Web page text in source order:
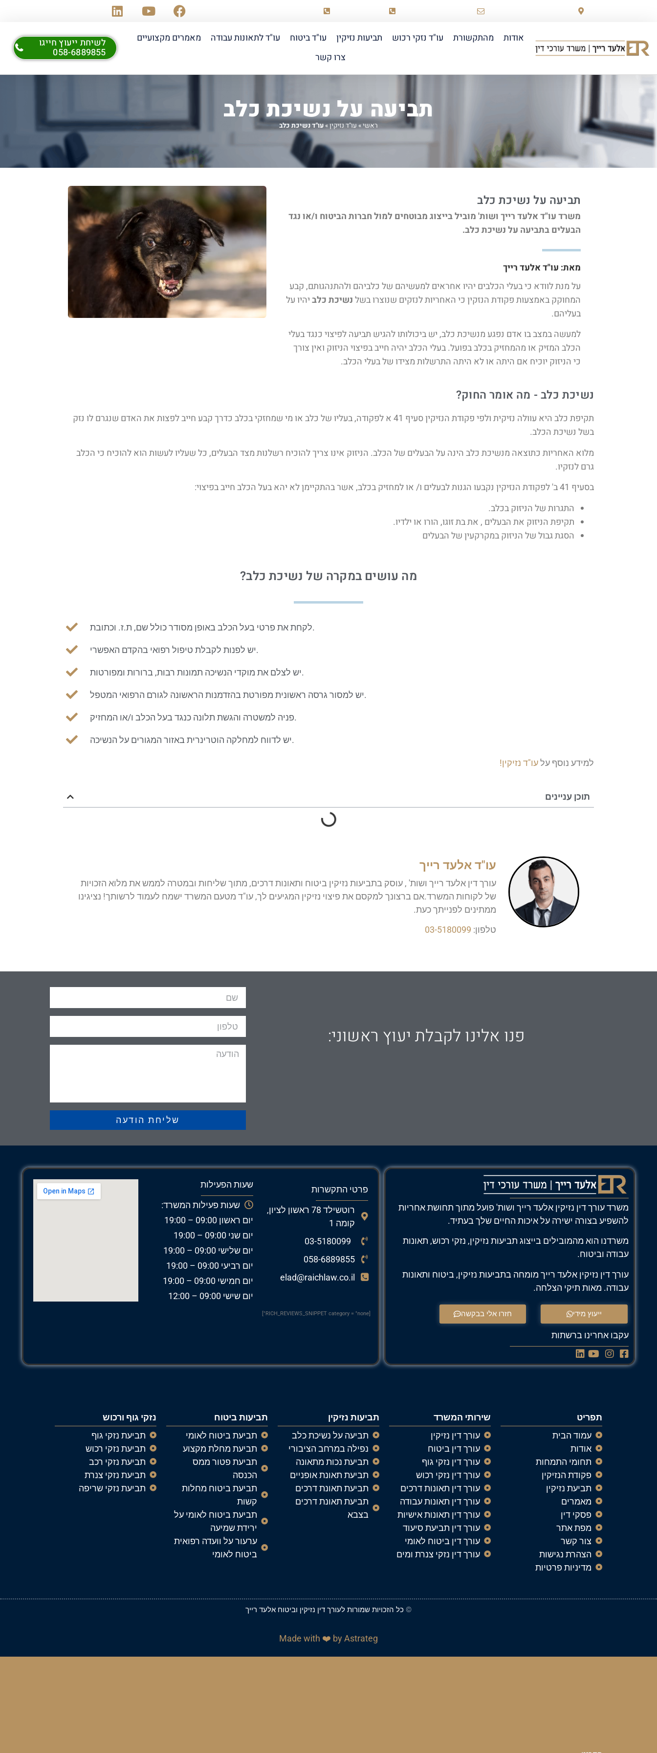
אודות מהתקשורת עו"ד נזקי רכוש תביעות נזיקין עו"ד ביטוח עו"ד לתאונות עבודה
מאמרים מקצועיים
צרו קשר
לשיחת ייעוץ חייגו
058-6889855
תביעה על נשיכת כלב
ראשי» עו"ד נזיקין»עו"ד נשיכת כלב
תביעה על נשיכת כלב
משרד עו"ד אלעד רייך ושות' מוביל בייצוג מבוטחים למול חברות הביטוח ו/או נגד
הבעלים בתביעה על נשיכת כלב.
מאת: עו"ד אלעד רייך​
על מנת לוודא כי בעלי הכלבים יהיו אחראים למעשיהם של כלביהם ולהתנהגותם, קבע
המחוקק באמצעות פקודת הנזקין כי האחריות לנזקים שנוצרו בשלנשיכת כלביהיו על
בעליהם.
למעשה במצב בו אדם נפגע מנשיכת כלב, יש ביכולותו להגיש תביעה לפיצוי כנגד בעלי
הכלב המזיק או מהמחזיק בכלב בפועל. בעלי הכלב יהיה חייב בפיצוי הניזוק ואין צורך
כי הניזוק יוכיח אם היתה או לא היתה התרשלות מצידו של בעלי הכלב.
נשיכת כלב - מה אומר החוק?
תקיפת כלב היא עוולה נזיקית ולפי פקודת הנזיקין סעיף 41 א לפקודה, בעליו של כלב או מי שמחזקי בכלב כדרך קבע חייב לפצות את האדם שנגרם לו נזק
בשל נשיכת הכלב.
מלוא האחריות כתוצאה מנשיכת כלב הינה על הבעלים של הכלב. הניזוק אינו צריך להוכיח רשלנות מצד הבעלים, כל שעליו לעשות הוא להוכיח כי הכלב
גרם לנזקיו.
בסעיף 41 ב' לפקודת הנזיקין נקבעו הגנות לבעלים ו/ או למחזיק בכלב, אשר בהתקיימן לא יהא בעל הכלב חייב בפיצוי:
התגרות של הניזוק בכלב.
תקיפת הניזוק את הבעלים , את בת זוגו, הורו או ילדיו.
הסגת גבול של הניזוק במקרקעין של הבעלים
מה עושים במקרה של נשיכת כלב?
לקחת את פרטי בעל הכלב באופן מסודר כולל שם, ת.ז. וכתובת.
יש לפנות לקבלת טיפול רפואי בהקדם האפשרי.
יש לצלם את מוקדי הנשיכה תמונות רבות, ברורות ומפורטות.
יש למסור גרסה ראשונית מפורטת בהזדמנות הראשונה לגורם הרפואי המטפל.
פניה למשטרה והגשת תלונה כנגד בעל הכלב ו/או המחזיק.
יש לדווח למחלקה הוטרינרית באזור המגורים על הנשיכה.
למידע נוסף עלעו"ד נזיקין!
תוכן עניינים
עו"ד אלעד רייך
עורך דין אלעד רייך ושות' , עוסק בתביעות נזיקין ביטוח ותאונות דרכים, מתוך שליחות ובמטרה לממש את מלוא הזכויות
של לקוחות המשרד.אם ברצונך למקסם את פיצוי נזיקין המגיעים לך, עו"ד מטעם המשרד ישמח לעמוד לרשותך! נציגינו
ממתינים לפנייתך כעת.
טלפון: 03-5180099
פנו אלינו לקבלת יעוץ ראשוני:
שליחת הודעה
משרד עורך דין נזיקין אלעד רייך ושות' פועל מתוך תחושת אחריות
להשפיע בצורה ישירה על איכות החיים שלך בעתיד.
משרדנו הוא מהמובילים בייצוג תביעות נזיקין, נזקי רכוש, תאונות
עבודה וביטוח.
עורך דין נזיקין אלעד רייך מומחה בתביעות נזיקין, ביטוח ותאונות
עבודה. מאות תיקי הצלחה.
ייעוץ מידי חזרו אלי בבקשה
עקבו אחרינו ברשתות
פרטי התקשרות
רוטשילד 78 ראשון לציון,
קומה 1
058-6889855
elad@raichlaw.co.il
שעות הפעילות
שעות פעילות המשרד:
יום ראשון 09:00 – 19:00
יום שני 09:00 – 19:00
יום שלישי 09:00 – 19:00
יום רביעי 09:00 – 19:00
יום חמישי 09:00 – 19:00
יום שישי 09:00 – 12:00
[RICH_REVIEWS_SNIPPET category = "none"]
תפריט
עמוד הבית
אודות
תחומי התמחות
פקודת הנזיקין
תביעת נזיקין
מאמרים
פסקי דין
מפת אתר
צור קשר
הצהרת נגישות
מדיניות פרטיות
שירותי המשרד
עורך דין נזיקין
עורך דין ביטוח
עורך דין נזקי גוף
עורך דין נזקי רכוש
עורך דין תאונות דרכים
עורך דין תאונות עבודה
עורך דין תאונות אישיות
עורך דין תביעת סיעוד
עורך דין ביטוח לאומי
עורך דין נזקי צנרת ומים
תביעות נזיקין
תביעה על נשיכת כלב
נפילה במרחב הציבורי
תביעת נכות מתאונה
תביעת תאונת אופניים
תביעת תאונת דרכים
תביעת תאונת דרכים
בצבא
תביעות ביטוח
תביעת ביטוח לאומי
תביעת מחלת מקצוע
תביעת פטור ממס
הכנסה
תביעת ביטוח מחלות
קשות
תביעת ביטוח לאומי על
ירידת שמיעה
ערעור על וועדה רפואית
ביטוח לאומי
נזקי גוף ורכוש
תביעת נזקי גוף
תביעת נזקי רכוש
תביעת נזקי רכב
תביעת נזקי צנרת
תביעת נזקי שריפה
© כל הזכויות שמורות לעורך דין נזיקין וביטוח אלעד רייך
Made with ❤️ by Astrateg